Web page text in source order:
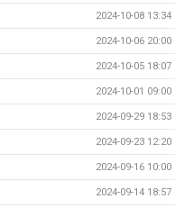
2024-10-08 13:34
2024-10-06 20:00
2024-10-05 18:07
2024-10-01 09:00
2024-09-29 18:53
2024-09-23 12:20
2024-09-16 10:00
2024-09-14 18:57